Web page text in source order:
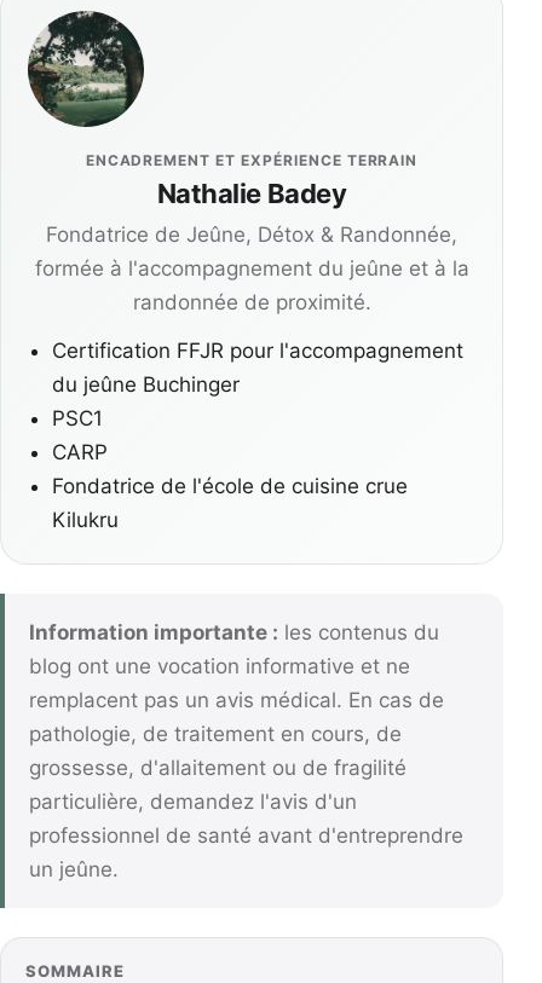
ENCADREMENT ET EXPÉRIENCE TERRAIN
Nathalie Badey
Fondatrice de Jeûne, Détox & Randonnée,
formée à l'accompagnement du jeûne et à la
randonnée de proximité.
Certification FFJR pour l'accompagnement
du jeûne Buchinger
PSC1
CARP
Fondatrice de l'école de cuisine crue
Kilukru
Information importante : les contenus du
blog ont une vocation informative et ne
remplacent pas un avis médical. En cas de
pathologie, de traitement en cours, de
grossesse, d'allaitement ou de fragilité
particulière, demandez l'avis d'un
professionnel de santé avant d'entreprendre
un jeûne.
SOMMAIRE